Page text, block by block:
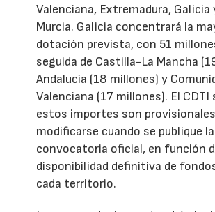
Valenciana, Extremadura, Galicia
Murcia. Galicia concentrará la
dotación prevista, con 51
seguida de Castilla-La Mancha
Andalucía (18 millones) y
Valenciana (17 millones). El CDTI
estos importes son
modificarse cuando se publique la
convocatoria oficial, en función
disponibilidad definitiva de
cada territorio.